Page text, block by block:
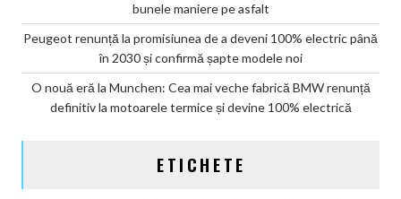
bunele maniere pe asfalt
Peugeot renunță la promisiunea de a deveni 100% electric până
în 2030 și confirmă șapte modele noi
O nouă eră la Munchen: Cea mai veche fabrică BMW renunță
definitiv la motoarele termice și devine 100% electrică
ETICHETE